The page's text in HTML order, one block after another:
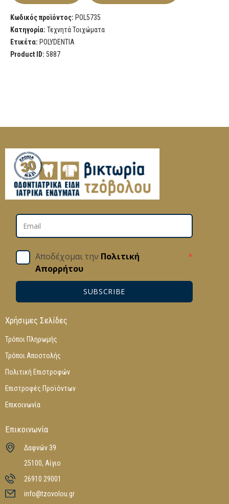
Κωδικός προϊόντος: POL5735
Κατηγορία: Τεχνητά Τοιχώματα
Ετικέτα: POLYDENTIA
Product ID: 5887
Αποδέχομαι την Πολιτική
Απορρήτου
*
SUBSCRIBE
Χρήσιμες Σελίδες
Τρόποι Πληρωμής
Τρόποι Αποστολής
Πολιτική Επιστροφών
Επιστροφές Προϊόντων
Επικοινωνία
Επικοινωνία
Δαφνών 39
25100, Αίγιο
26910 29001
info@tzovolou.gr